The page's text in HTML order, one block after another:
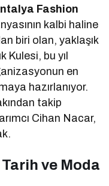
Fashion
kalbi haline
biri olan, yaklaşık
Kulesi, bu yıl
en
hazırlanıyor.
takip
Cihan Nacar,
ve Moda